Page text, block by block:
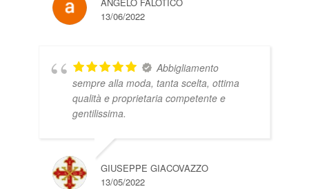
13/06/2022
Abbigliamento
sempre alla moda, tanta scelta, ottima
qualità e proprietaria competente e
gentilissima.
GIUSEPPE GIACOVAZZO
13/05/2022